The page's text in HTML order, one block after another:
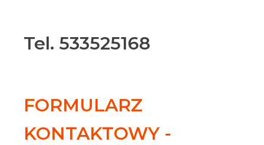
Tel. 533525168
FORMULARZ
KONTAKTOWY -